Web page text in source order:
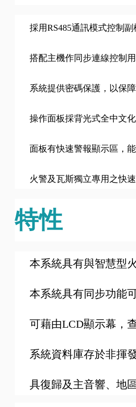
採用RS485通訊模式控制副
搭配主機作同步連線控制
系統提供密碼保護，以保
操作面板採背光式全中文
面板有快速警報顯示區，
火警及瓦斯獨立專用之快
特性
本系統具有與智慧型
本系統具有同步功能
可藉由LCD顯示幕，
系統資料庫存於非揮
具復歸及主音響、地